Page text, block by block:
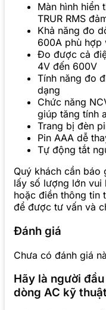
Màn hình hiển
TRUR RMS
Khả năng đo
600A phù hợp
Đo được cả
4V đến 600V
Tính năng đo
dạng
Chức năng
giúp tăng tính
Trang bị đèn
Pin AAA dễ
Tự động tắt
Quý khách cần báo
lấy số lượng lớn vui
hoặc điền thông tin
để được tư vấn và
Đánh giá
Chưa có đánh giá
Hãy là người
dòng AC kỹ